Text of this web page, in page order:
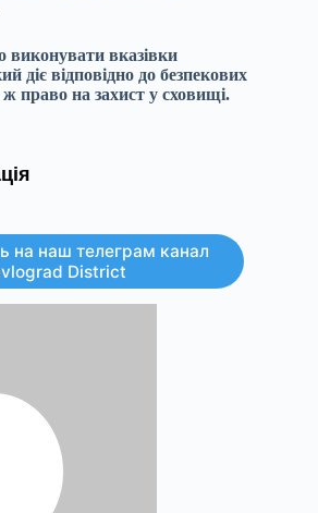
виконувати вказівки
діє відповідно до безпекових
ж право на захист у сховищі.
на наш телеграм канал
District